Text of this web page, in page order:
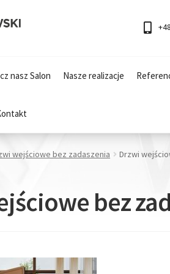
nasz Salon Nasze realizacje
wejściowe bez zadaszenia Drzwi
bez